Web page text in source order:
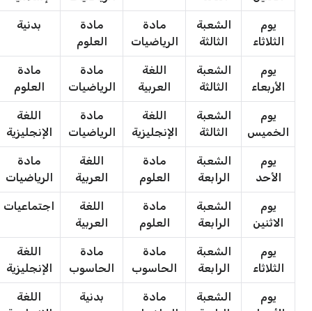
يوم
الثلاثاء
الشعبة
الثالثة
مادة
الرياضيات
مادة
العلوم
بدنية
يوم
الأربعاء
الشعبة
الثالثة
اللغة
العربية
مادة
الرياضيات
مادة
العلوم
يوم
الخميس
الشعبة
الثالثة
اللغة
الإنجليزية
مادة
الرياضيات
اللغة
الإنجليزية
يوم
الأحد
الشعبة
الرابعة
مادة
العلوم
اللغة
العربية
مادة
الرياضيات
يوم
الاثنين
الشعبة
الرابعة
مادة
العلوم
اللغة
العربية
اجتماعيات
يوم
الثلاثاء
الشعبة
الرابعة
مادة
الحاسوب
مادة
الحاسوب
اللغة
الإنجليزية
يوم
الشعبة
مادة
بدنية
اللغة